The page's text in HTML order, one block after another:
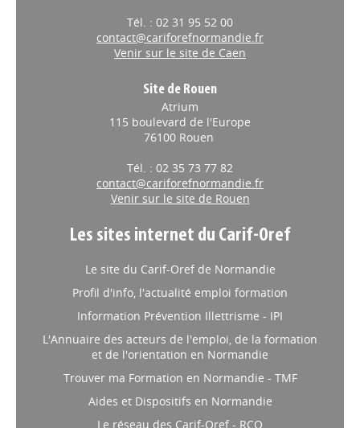
Tél. : 02 31 95 52 00
contact@cariforefnormandie.fr
Venir sur le site de Caen
Site de Rouen
Atrium
115 boulevard de l'Europe
76100 Rouen
Tél. : 02 35 73 77 82
contact@cariforefnormandie.fr
Venir sur le site de Rouen
Les sites internet du Carif-Oref
Le site du Carif-Oref de Normandie
Profil d'info, l'actualité emploi formation
Information Prévention Illettrisme - IPI
L'Annuaire des acteurs de l'emploi, de la formation
et de l'orientation en Normandie
Trouver ma Formation en Normandie - TMF
Aides et Dispositifs en Normandie
Le réseau des Carif-Oref - RCO